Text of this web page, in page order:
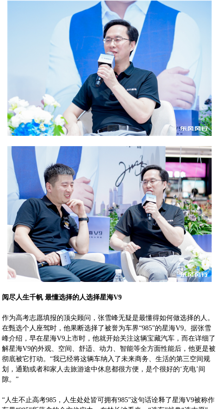
阅尽人生千帆 最懂选择的人选择星海V9
作为高考志愿填报的顶尖顾问，张雪峰无疑是最懂得如何做选择的人。
在甄选个人座驾时，他果断选择了被誉为车界“985”的星海V9。据张雪
峰介绍，早在星海V9上市时，他就开始关注这辆宝藏汽车，而在详细了
解星海V9的外观、空间、舒适、动力、智能等全方面性能后，他更是被
彻底被它打动。“我已经将这辆车纳入了未来商务、生活的第三空间规
划，通勤或者和家人去旅游途中休息都很方便，是个很好的‘充电’间
隙。”
“人生不止高考985，人生处处皆可拥有985”这句话诠释了星海V9被称作